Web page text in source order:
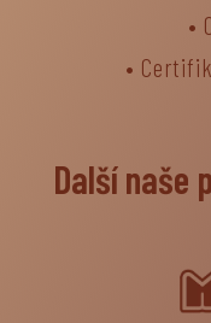
•
•
Další naše